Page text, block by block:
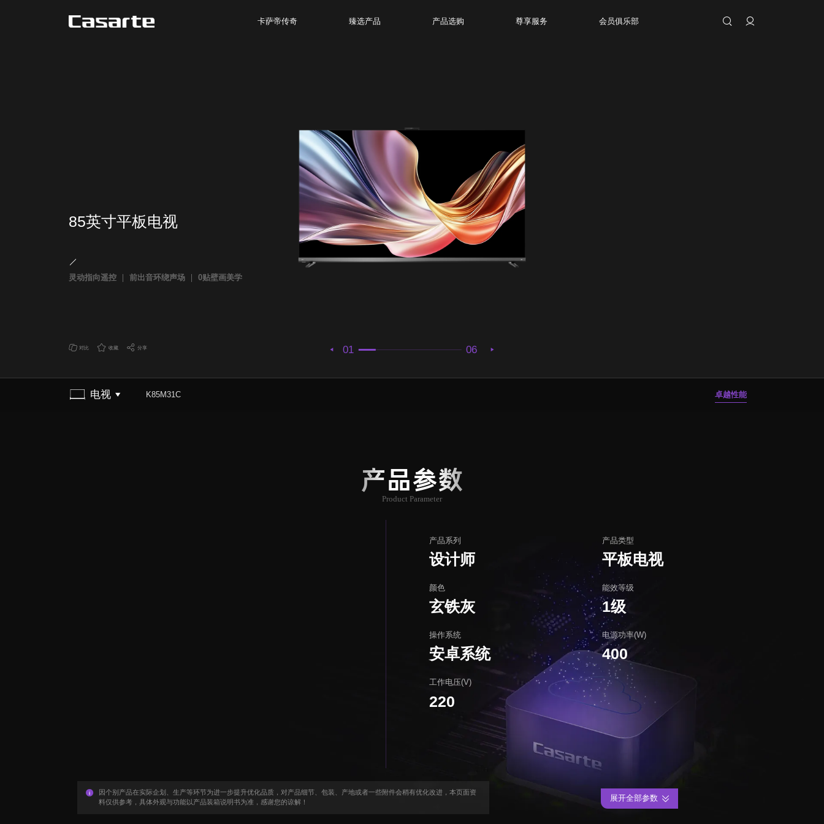
卡萨帝传奇 臻选产品 产品选购 尊享服务 会员俱乐部
01 06
85英寸平板电视
灵动指向遥控 前出音环绕声场 0贴壁画美学
对比 收藏 分享
电视 K85M31C 卓越性能
产品参数
Product Parameter
产品系列
设计师
产品类型
平板电视
颜色
玄铁灰
能效等级
1级
操作系统
安卓系统
电源功率(W)
400
工作电压(V)
220
因个别产品在实际企划、生产等环节为进一步提升优化品质，对产品细节、包装、产地或者一些附件会稍有优化改进，本页面资
料仅供参考，具体外观与功能以产品装箱说明书为准，感谢您的谅解！
展开全部参数